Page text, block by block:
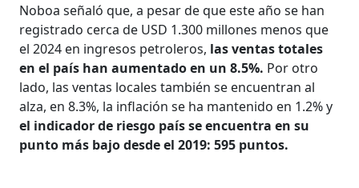
Noboa señaló que, a pesar de que este año se han
registrado cerca de USD 1.300 millones menos que
el 2024 en ingresos petroleros, las ventas totales
en el país han aumentado en un 8.5%. Por otro
lado, las ventas locales también se encuentran al
alza, en 8.3%, la inflación se ha mantenido en 1.2% y
el indicador de riesgo país se encuentra en su
punto más bajo desde el 2019: 595 puntos.